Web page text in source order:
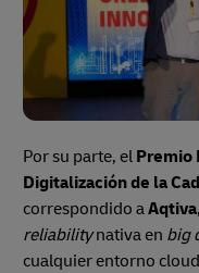
Por su parte, el Premio
Digitalización de la
correspondido aAqtiva
reliabilitynativa en big
cualquier entorno